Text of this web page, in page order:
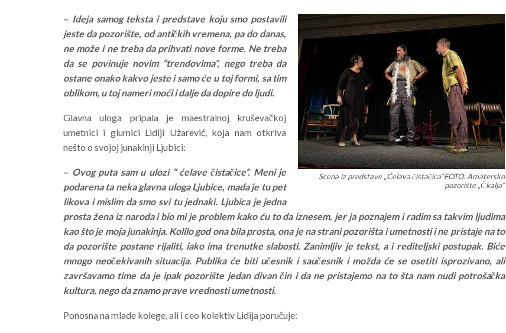
Scena iz predstave „Ćelava čistačica“FOTO: Amatersko
pozorište „Čkalja“
– Ideja samog teksta i predstave koju smo postavili
jeste da pozorište, od antičkih vremena, pa do danas,
ne može i ne treba da prihvati nove forme. Ne treba
da se povinuje novim “trendovima”, nego treba da
ostane onako kakvo jeste i samo će u toj formi, sa tim
oblikom, u toj nameri moći i dalje da dopire do ljudi.
Glavna uloga pripala je maestralnoj kruševačkoj
umetnici i glumici Lidiji Užarević, koja nam otkriva
nešto o svojoj junakinji Ljubici:
– Ovog puta sam u ulozi “ ćelave čistačice”. Meni je
podarena ta neka glavna uloga Ljubice, mada je tu pet
likova i mislim da smo svi tu jednaki. Ljubica je jedna
prosta žena iz naroda i bio mi je problem kako ću to da iznesem, jer ja poznajem i radim sa takvim ljudima
kao što je moja junakinja. Kolilo god ona bila prosta, ona je na strani pozorišta i umetnosti i ne pristaje na to
da pozorište postane rijaliti, iako ima trenutke slabosti. Zanimljiv je tekst, a i rediteljski postupak. Biće
mnogo neočekivanih situacija. Publika će biti učesnik i saučesnik i možda će se osetiti isprozivano, ali
završavamo time da je ipak pozorište jedan divan čin i da ne pristajemo na to šta nam nudi potrošačka
kultura, nego da znamo prave vrednosti umetnosti.
Ponosna na mlade kolege, ali i ceo kolektiv Lidija poručuje: